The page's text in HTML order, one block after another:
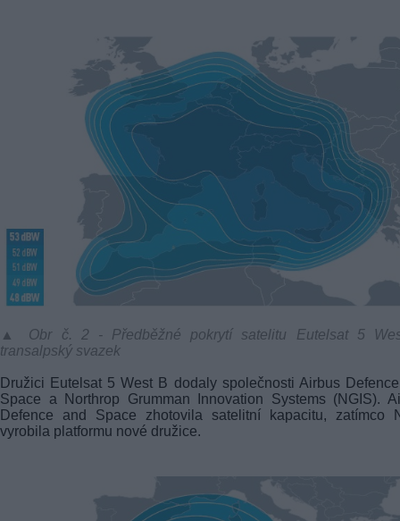
▲ Obr č. 2 - Předběžné pokrytí satelitu Eutelsat 5
transalpský svazek
Družici Eutelsat 5 West B dodaly společnosti Airbus
Space a Northrop Grumman Innovation Systems (NGIS).
Defence and Space zhotovila satelitní kapacitu, zatímco
vyrobila platformu nové družice.